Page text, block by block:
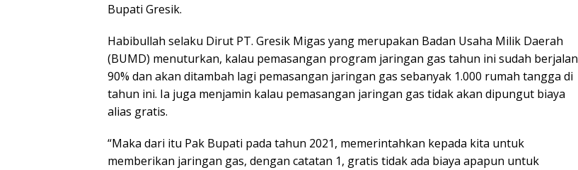
Bupati Gresik.
Habibullah selaku Dirut PT. Gresik Migas yang merupakan Badan Usaha Milik Daerah
(BUMD) menuturkan, kalau pemasangan program jaringan gas tahun ini sudah berjalan
90% dan akan ditambah lagi pemasangan jaringan gas sebanyak 1.000 rumah tangga di
tahun ini. Ia juga menjamin kalau pemasangan jaringan gas tidak akan dipungut biaya
alias gratis.
“Maka dari itu Pak Bupati pada tahun 2021, memerintahkan kepada kita untuk
memberikan jaringan gas, dengan catatan 1, gratis tidak ada biaya apapun untuk